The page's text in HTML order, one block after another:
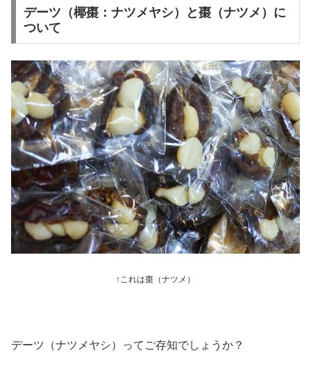
デーツ（椰棗：ナツメヤシ）と棗（ナツメ）に
ついて
↑これは棗（ナツメ）
デーツ（ナツメヤシ）ってご存知でしょうか？